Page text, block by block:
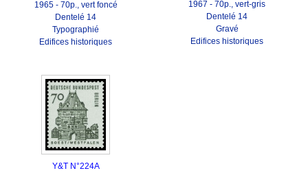
1965 - 70p., vert foncé
Dentelé 14
Typographié
Edifices historiques
1967 - 70p., vert-gris
Dentelé 14
Gravé
Edifices historiques
Y&T N°224A